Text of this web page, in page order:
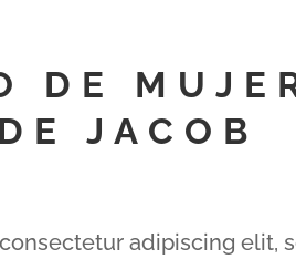
DE
JACOB
adipiscing elit,